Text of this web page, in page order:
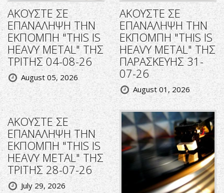
ΑΚΟΥΣΤΕ ΣΕ
ΕΠΑΝΑΛΗΨΗ ΤΗΝ
ΕΚΠΟΜΠΗ "THIS IS
HEAVY METAL" ΤΗΣ
ΤΡΙΤΗΣ 04-08-26
August 05, 2026
ΑΚΟΥΣΤΕ ΣΕ
ΕΠΑΝΑΛΗΨΗ ΤΗΝ
ΕΚΠΟΜΠΗ "THIS IS
HEAVY METAL" ΤΗΣ
ΠΑΡΑΣΚΕΥΗΣ 31-
07-26
August 01, 2026
ΑΚΟΥΣΤΕ ΣΕ
ΕΠΑΝΑΛΗΨΗ ΤΗΝ
ΕΚΠΟΜΠΗ "THIS IS
HEAVY METAL" ΤΗΣ
ΤΡΙΤΗΣ 28-07-26
July 29, 2026